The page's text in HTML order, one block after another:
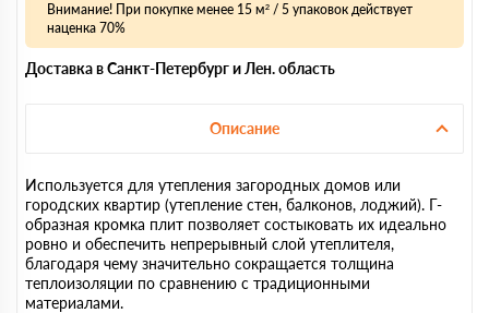
Внимание! При покупке менее 15 м² / 5 упаковок действует
наценка 70%
Доставка в Санкт-Петербург и Лен. область
Описание
Используется для утепления загородных домов или
городских квартир (утепление стен, балконов, лоджий). Г-
образная кромка плит позволяет состыковать их идеально
ровно и обеспечить непрерывный слой утеплителя,
благодаря чему значительно сокращается толщина
теплоизоляции по сравнению с традиционными
материалами.